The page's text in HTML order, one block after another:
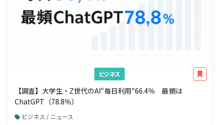
ビジネス
【調査】大学生・Z世代のAI“毎日利用”66.4％ 最頻は
ChatGPT（78.8％）
ビジネス / ニュース